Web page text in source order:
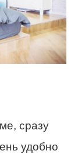
сразу
удобно